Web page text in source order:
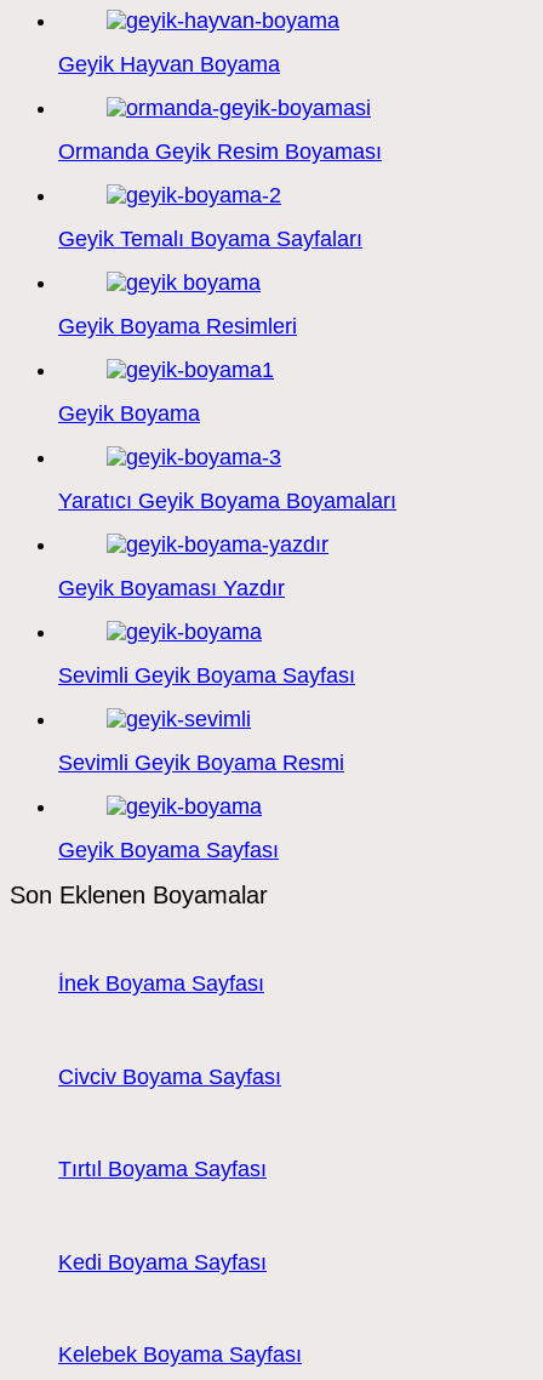
Geyik Hayvan Boyama
Ormanda Geyik Resim Boyaması
Geyik Temalı Boyama Sayfaları
Geyik Boyama Resimleri
Geyik Boyama
Yaratıcı Geyik Boyama Boyamaları
Geyik Boyaması Yazdır
Sevimli Geyik Boyama Sayfası
Sevimli Geyik Boyama Resmi
Geyik Boyama Sayfası
Son Eklenen Boyamalar
İnek Boyama Sayfası
Civciv Boyama Sayfası
Tırtıl Boyama Sayfası
Kedi Boyama Sayfası
Kelebek Boyama Sayfası